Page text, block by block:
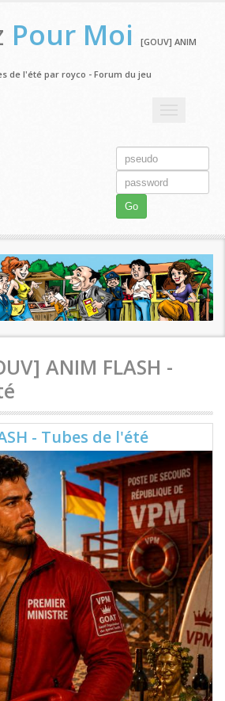
Pour Moi [GOUV] ANIM
de l'été par royco - Forum du jeu
Go
ANIM FLASH -
- Tubes de l'été